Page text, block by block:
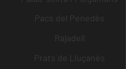
Pacs del Penedès
Rajadell
Prats de Lluçanès